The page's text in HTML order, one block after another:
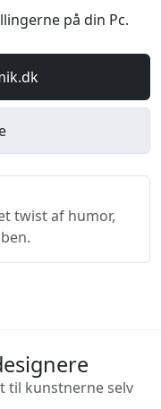
på din Pc.
twist af humor,
til kunstnerne selv